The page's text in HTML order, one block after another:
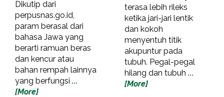
Dikutip dari
perpusnas.go.id,
param berasal dari
bahasa Jawa yang
berarti ramuan beras
dan kencur atau
bahan rempah lainnya
yang berfungsi ...
[More]
terasa lebih rileks
ketika jari-jari lentik
dan kokoh
menyentuh titik
akupuntur pada
tubuh. Pegal-pegal
hilang dan tubuh ...
[More]